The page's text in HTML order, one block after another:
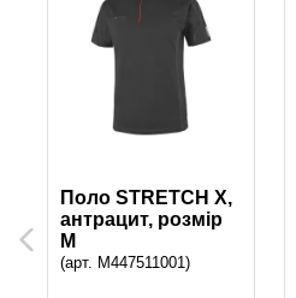
Previous
Поло STRETCH X,
антрацит, розмір
M
(арт. M447511001)